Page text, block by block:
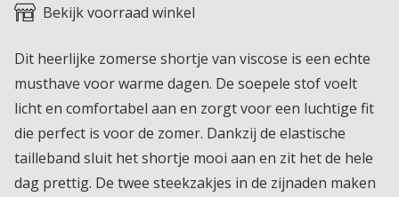
Bekijk voorraad winkel
Dit heerlijke zomerse shortje van viscose is een echte
musthave voor warme dagen. De soepele stof voelt
licht en comfortabel aan en zorgt voor een luchtige fit
die perfect is voor de zomer. Dankzij de elastische
tailleband sluit het shortje mooi aan en zit het de hele
dag prettig. De twee steekzakjes in de zijnaden maken